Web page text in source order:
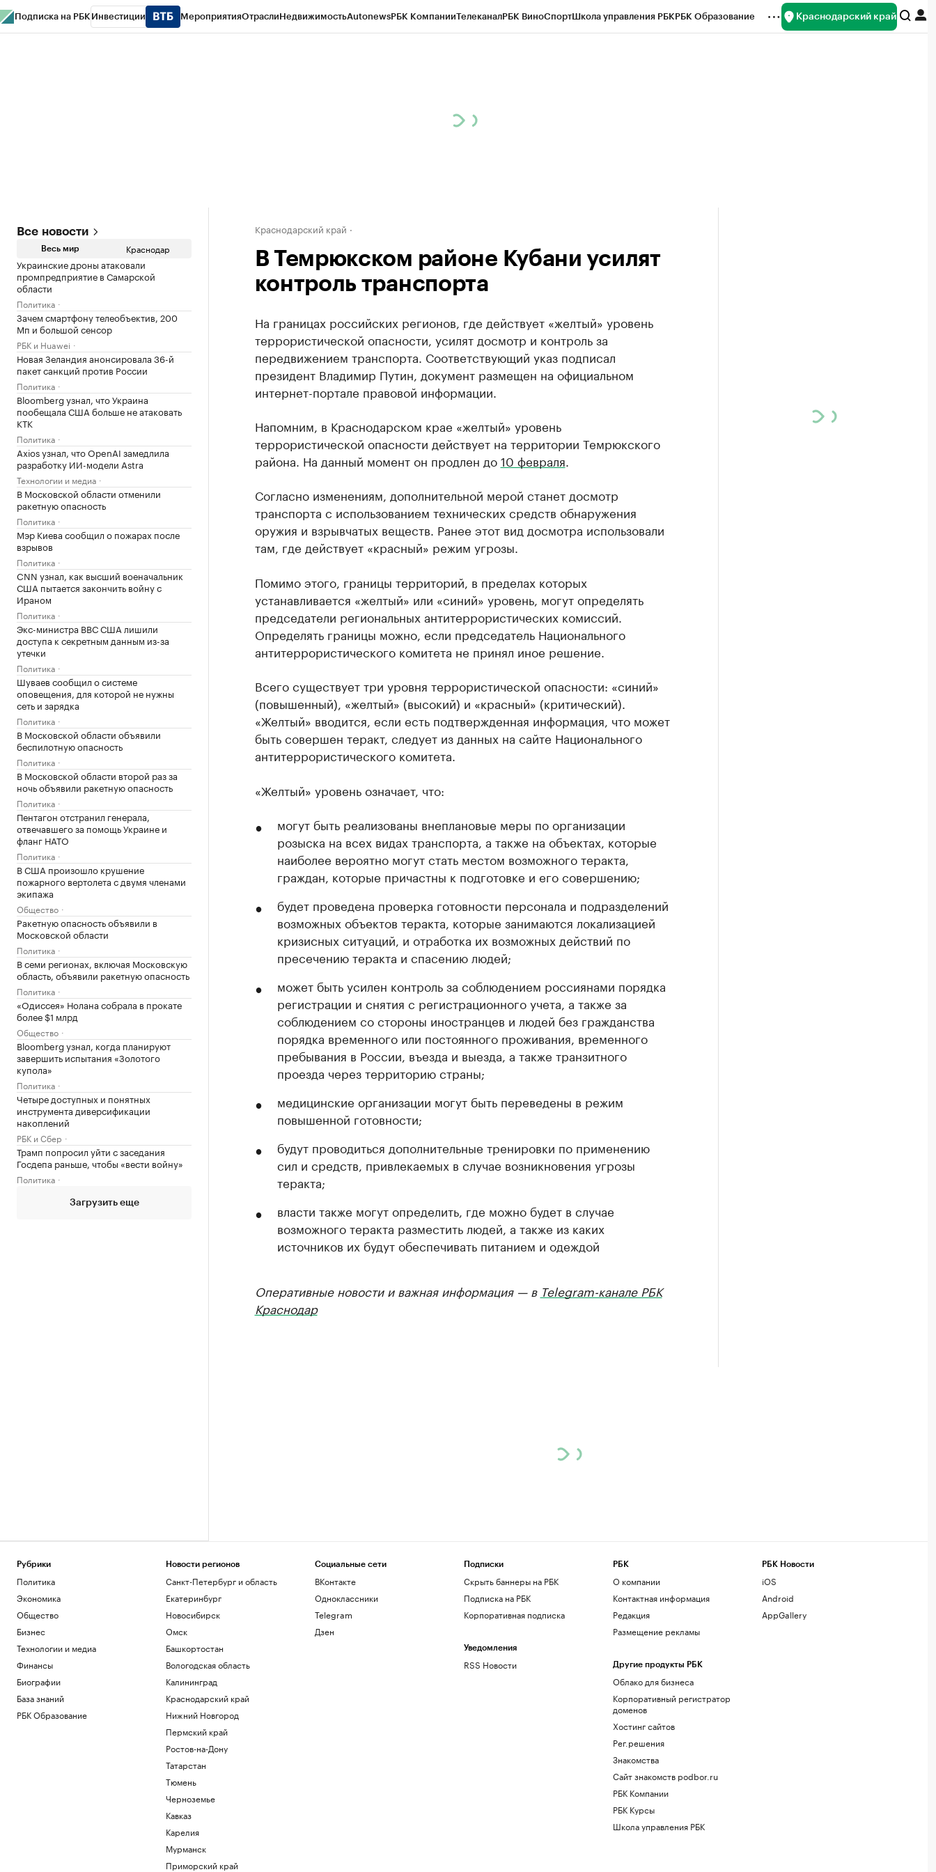
Подписка на РБК Инвестиции МероприятияОтраслиНедвижимостьAutonewsРБК КомпанииТелеканалРБК ВиноСпортШкола управления РБКРБК Образование Краснодарский край
Все новости
Весь мир Краснодар
Украинские дроны атаковали
промпредприятие в Самарской
области
Политика
Зачем смартфону телеобъектив, 200
Мп и большой сенсор
РБК и Huawei
Новая Зеландия анонсировала 36-й
пакет санкций против России
Политика
Bloomberg узнал, что Украина
пообещала США больше не атаковать
КТК
Политика
Axios узнал, что OpenAI замедлила
разработку ИИ-модели Astra
Технологии и медиа
В Московской области отменили
ракетную опасность
Политика
Мэр Киева сообщил о пожарах после
взрывов
Политика
CNN узнал, как высший военачальник
США пытается закончить войну с
Ираном
Политика
Экс-министра ВВС США лишили
доступа к секретным данным из-за
утечки
Политика
Шуваев сообщил о системе
оповещения, для которой не нужны
сеть и зарядка
Политика
В Московской области объявили
беспилотную опасность
Политика
В Московской области второй раз за
ночь объявили ракетную опасность
Политика
Пентагон отстранил генерала,
отвечавшего за помощь Украине и
фланг НАТО
Политика
В США произошло крушение
пожарного вертолета с двумя членами
экипажа
Общество
Ракетную опасность объявили в
Московской области
Политика
В семи регионах, включая Московскую
область, объявили ракетную опасность
Политика
«Одиссея» Нолана собрала в прокате
более $1 млрд
Общество
Bloomberg узнал, когда планируют
завершить испытания «Золотого
купола»
Политика
Четыре доступных и понятных
инструмента диверсификации
накоплений
РБК и Сбер
Трамп попросил уйти с заседания
Госдепа раньше, чтобы «вести войну»
Политика
Загрузить еще
Краснодарский край
В Темрюкском районе Кубани усилят
контроль транспорта
На границах российских регионов, где действует «желтый» уровень
террористической опасности, усилят досмотр и контроль за
передвижением транспорта. Соответствующий указ подписал
президент Владимир Путин, документ размещен на официальном
интернет-портале правовой информации.
Напомним, в Краснодарском крае «желтый» уровень
террористической опасности действует на территории Темрюкского
района. На данный момент он продлен до10 февраля
Согласно изменениям, дополнительной мерой станет досмотр
транспорта с использованием технических средств обнаружения
оружия и взрывчатых веществ. Ранее этот вид досмотра использовали
там, где действует «красный» режим угрозы.
Помимо этого, границы территорий, в пределах которых
устанавливается «желтый» или «синий» уровень, могут определять
председатели региональных антитеррористических комиссий.
Определять границы можно, если председатель Национального
антитеррористического комитета не принял иное решение.
Всего существует три уровня террористической опасности: «синий»
(повышенный), «желтый» (высокий) и «красный» (критический).
«Желтый» вводится, если есть подтвержденная информация, что может
быть совершен теракт, следует из данных на сайте Национального
антитеррористического комитета.
«Желтый» уровень означает, что:
могут быть реализованы внеплановые меры по организации
розыска на всех видах транспорта, а также на объектах, которые
наиболее вероятно могут стать местом возможного теракта,
граждан, которые причастны к подготовке и его совершению;
будет проведена проверка готовности персонала и подразделений
возможных объектов теракта, которые занимаются локализацией
кризисных ситуаций, и отработка их возможных действий по
пресечению теракта и спасению людей;
может быть усилен контроль за соблюдением россиянами порядка
регистрации и снятия с регистрационного учета, а также за
соблюдением со стороны иностранцев и людей без гражданства
порядка временного или постоянного проживания, временного
пребывания в России, въезда и выезда, а также транзитного
проезда через территорию страны;
медицинские организации могут быть переведены в режим
повышенной готовности;
будут проводиться дополнительные тренировки по применению
сил и средств, привлекаемых в случае возникновения угрозы
теракта;
власти также могут определить, где можно будет в случае
возможного теракта разместить людей, а также из каких
источников их будут обеспечивать питанием и одеждой
Оперативные новости и важная информация — в Telegram-канале РБК
Краснодар
Рубрики
Политика
Экономика
Общество
Бизнес
Технологии и медиа
Финансы
Биографии
База знаний
РБК Образование
Новости регионов
Санкт-Петербург и область
Екатеринбург
Новосибирск
Омск
Башкортостан
Вологодская область
Калининград
Краснодарский край
Нижний Новгород
Пермский край
Ростов-на-Дону
Татарстан
Тюмень
Черноземье
Кавказ
Карелия
Мурманск
Приморский край
Социальные сети
ВКонтакте
Одноклассники
Telegram
Дзен
Подписки
Скрыть баннеры на РБК
Подписка на РБК
Корпоративная подписка
Уведомления
RSS Новости
РБК
О компании
Контактная информация
Редакция
Размещение рекламы
Другие продукты РБК
Облако для бизнеса
Корпоративный регистратор
доменов
Хостинг сайтов
Рег.решения
Знакомства
Сайт знакомств podbor.ru
РБК Компании
РБК Курсы
Школа управления РБК
РБК Новости
iOS
Android
AppGallery